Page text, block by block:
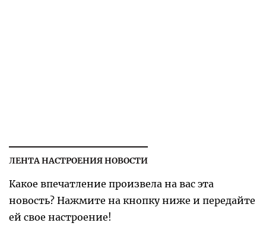
ЛЕНТА НАСТРОЕНИЯ НОВОСТИ
Какое впечатление произвела на вас эта
новость? Нажмите на кнопку ниже и передайте
ей свое настроение!